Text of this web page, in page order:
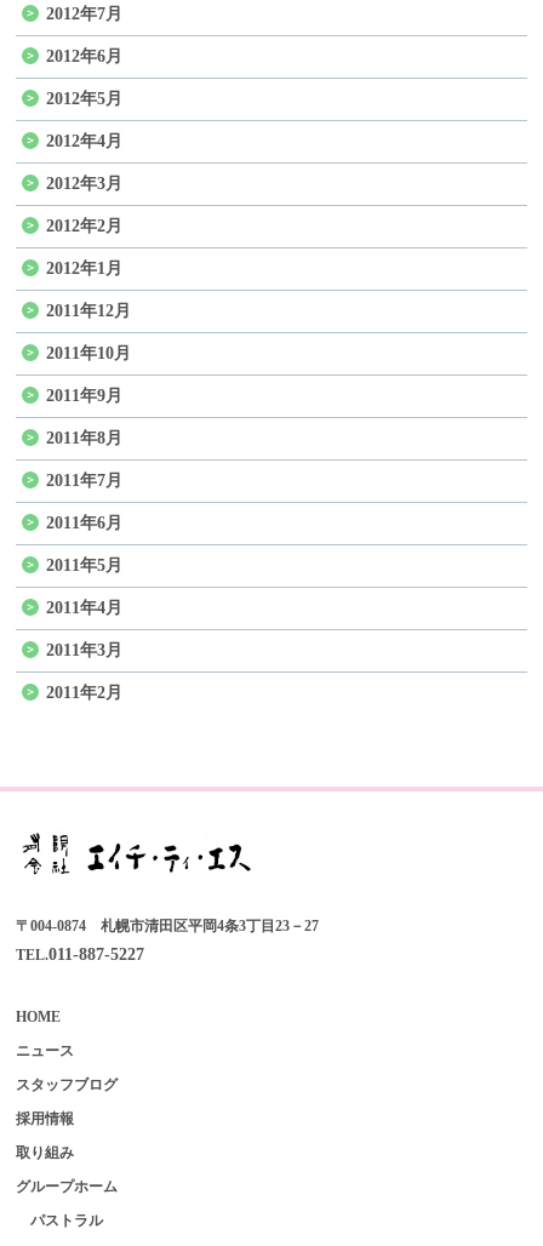
2012年7月
2012年6月
2012年5月
2012年4月
2012年3月
2012年2月
2012年1月
2011年12月
2011年10月
2011年9月
2011年8月
2011年7月
2011年6月
2011年5月
2011年4月
2011年3月
2011年2月
〒004-0874 札幌市清田区平岡4条3丁目23－27
TEL.011-887-5227
HOME
ニュース
スタッフブログ
採用情報
取り組み
グループホーム
パストラル